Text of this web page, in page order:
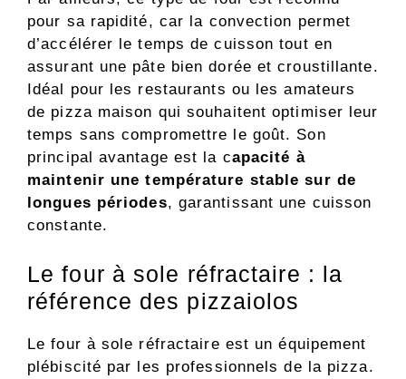
pour sa rapidité, car la convection permet
d’accélérer le temps de cuisson tout en
assurant une pâte bien dorée et croustillante.
Idéal pour les restaurants ou les amateurs
de pizza maison qui souhaitent optimiser leur
temps sans compromettre le goût. Son
principal avantage est la capacité à
maintenir une température stable sur de
longues périodes, garantissant une cuisson
constante.
Le four à sole réfractaire : la
référence des pizzaiolos
Le four à sole réfractaire est un équipement
plébiscité par les professionnels de la pizza.